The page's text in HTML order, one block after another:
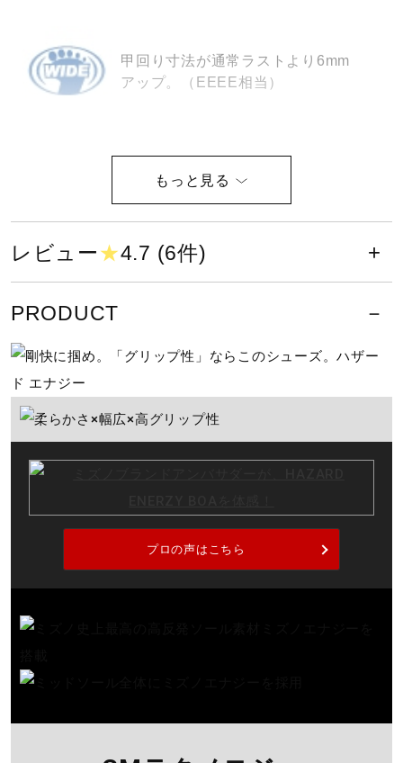
ジュニア／キッズ
コラボ／ライセンス
その他
甲回り寸法が通常ラストより6mm
アップ。（EEEE相当）
サイズ
01：オフホワイト×ネイビー×レッド
14：ネイビー×ホワイト×レッド
素材
底材：合成底
カンボジア製
質量
約325g（25.0cm片方）
レビュー★4.7 (6件)
PRODUCT
プロの声はこちら